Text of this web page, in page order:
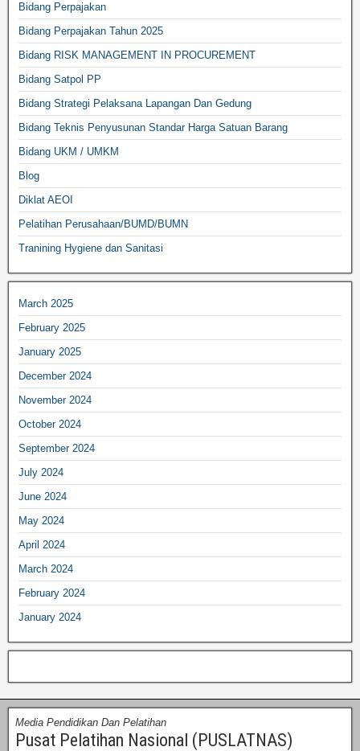
Bidang Perpajakan
Bidang Perpajakan Tahun 2025
Bidang RISK MANAGEMENT IN PROCUREMENT
Bidang Satpol PP
Bidang Strategi Pelaksana Lapangan Dan Gedung
Bidang Teknis Penyusunan Standar Harga Satuan Barang
Bidang UKM / UMKM
Blog
Diklat AEOI
Pelatihan Perusahaan/BUMD/BUMN
Tranining Hygiene dan Sanitasi
March 2025
February 2025
January 2025
December 2024
November 2024
October 2024
September 2024
July 2024
June 2024
May 2024
April 2024
March 2024
February 2024
January 2024
Media Pendidikan Dan Pelatihan
Pusat Pelatihan Nasional (PUSLATNAS)